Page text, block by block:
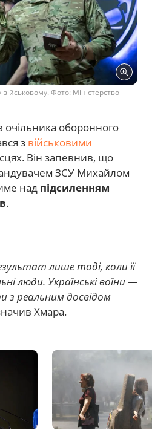
Фото: Міністерство
очільника оборонного
з військовими
Він запевнив, що
ЗСУ Михайлом
над підсиленням
.
лише тоді, коли її
люди. Українські воїни —
з реальним досвідом
Хмара.